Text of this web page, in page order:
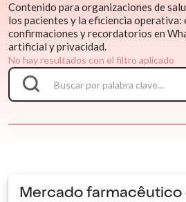
Contenido para organizaciones de
los pacientes y la eficiencia operativa:
confirmaciones y recordatorios en
artificial y privacidad.
No hay resultados con el filtro aplicado
Mercado farmacêutico